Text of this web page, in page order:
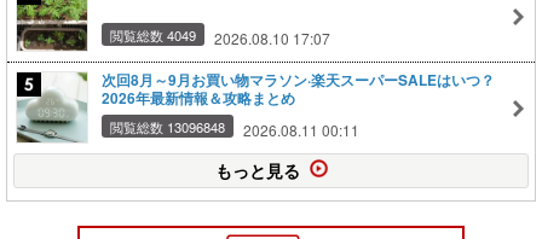
閲覧総数 4049 2026.08.10 17:07
次回8月～9月お買い物マラソン·楽天スーパーSALEはいつ？
2026年最新情報＆攻略まとめ
閲覧総数 13096848 2026.08.11 00:11
もっと見る